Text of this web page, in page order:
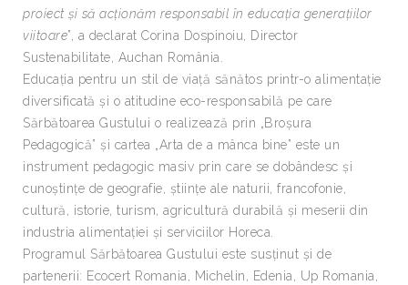
proiect și să acționăm responsabil în educația generațiilor
viitoare”, a declarat Corina Dospinoiu, Director
Sustenabilitate, Auchan România.
Educația pentru un stil de viață sănătos printr-o alimentație
diversificată și o atitudine eco-responsabilă pe care
Sărbătoarea Gustului o realizează prin „Broșura
Pedagogică” și cartea „Arta de a mânca bine” este un
instrument pedagogic masiv prin care se dobândesc și
cunoștințe de geografie, științe ale naturii, francofonie,
cultură, istorie, turism, agricultură durabilă și meserii din
industria alimentației și serviciilor Horeca.
Programul Sărbătoarea Gustului este susținut și de
partenerii: Ecocert Romania, Michelin, Edenia, Up Romania,